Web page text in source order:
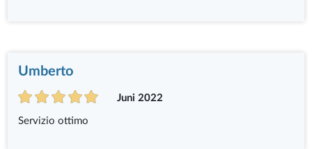
Umberto
Juni 2022
Servizio ottimo